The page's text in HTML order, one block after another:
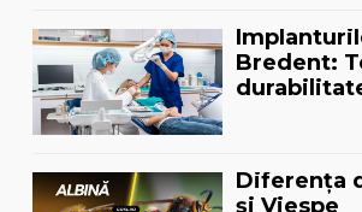
Bredent:
Diferența
și Viespe